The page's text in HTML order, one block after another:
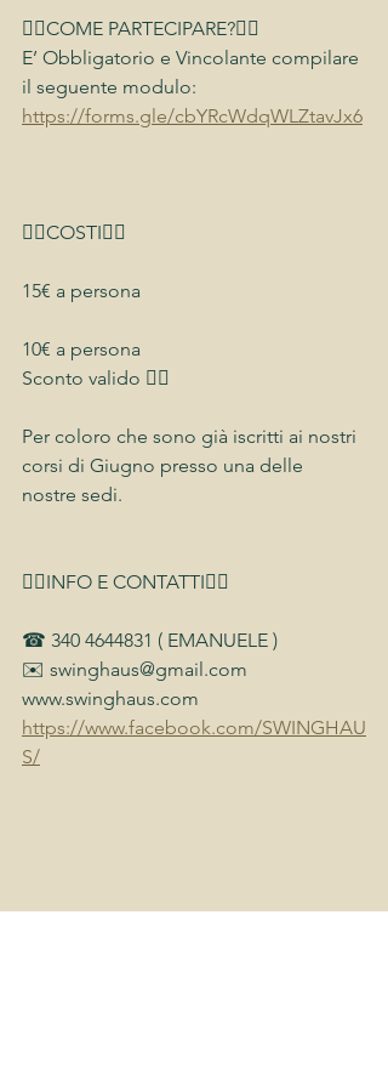
👉🏻COME PARTECIPARE?👈🏻
E’ Obbligatorio e Vincolante compilare
il seguente modulo:
https://forms.gle/cbYRcWdqWLZtavJx6
👉🏻COSTI👈🏻
15€ a persona
10€ a persona
Sconto valido 👇🏻
Per coloro che sono già iscritti ai nostri
corsi di Giugno presso una delle
nostre sedi.
👉🏻INFO E CONTATTI👈🏻
☎︎ 340 4644831 ( EMANUELE )
✉️ swinghaus@gmail.com
www.swinghaus.com
https://www.facebook.com/SWINGHAU
S/